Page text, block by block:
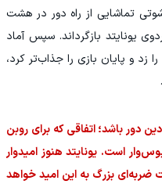
شوتی تماشایی از راه دور در هشت
یونایتد بازگرداند. سپس آماد
زد و پایان بازی را جذاب‌تر کرد،
دور باشد؛ اتفاقی که برای روبن
است. یونایتد هنوز امیدوار
ضربه‌ای بزرگ به این امید خواهد